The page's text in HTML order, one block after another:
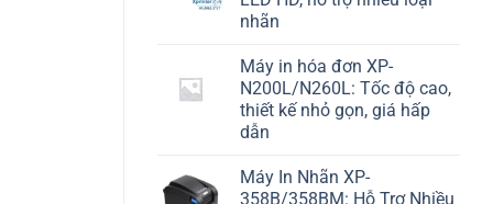
nhãn
Máy in hóa đơn XP-
N200L/N260L: Tốc độ cao,
thiết kế nhỏ gọn, giá hấp
dẫn
Máy In Nhãn XP-
358B/358BM: Hỗ Trợ Nhiều